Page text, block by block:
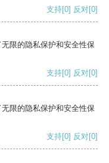
支持[0] 反对[0]
限的隐私保护和安全性保
支持[0] 反对[0]
限的隐私保护和安全性保
支持[0] 反对[0]